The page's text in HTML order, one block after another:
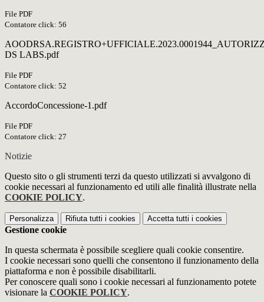
File PDF
Contatore click: 56
DS LABS.pdf
File PDF
Contatore click: 52
AccordoConcessione-1.pdf
File PDF
Contatore click: 27
Notizie
Questo sito o gli strumenti terzi da questo utilizzati si avvalgono di
cookie necessari al funzionamento ed utili alle finalità illustrate nella
COOKIE POLICY.
Personalizza Rifiuta tutti i cookies Accetta tutti i cookies
Gestione cookie
In questa schermata è possibile scegliere quali cookie consentire.
I cookie necessari sono quelli che consentono il funzionamento della
piattaforma e non è possibile disabilitarli.
Per conoscere quali sono i cookie necessari al funzionamento potete
visionare la COOKIE POLICY.